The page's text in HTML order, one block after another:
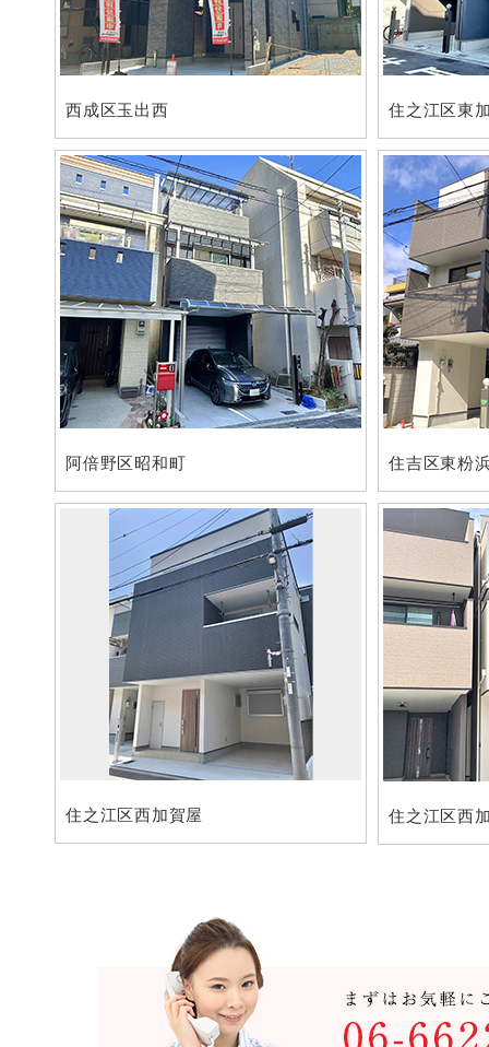
西成区玉出西 住之江区東
阿倍野区昭和町 住吉区東粉
住之江区西加賀屋 住之江区西